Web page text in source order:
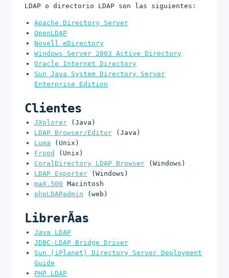
LDAP o directorio LDAP son las siguientes:
Apache Directory Server
OpenLDAP
Novell eDirectory
Windows Server 2003 Active Directory
Oracle Internet Directory
Sun Java System Directory Server
Enterprise Edition
Clientes
JXplorer (Java)
LDAP Browser/Editor (Java)
Luma (Unix)
Frood
(Unix)
CoralDirectory LDAP Browser (Windows)
LDAP Exporter (Windows)
maX.500 Macintosh
phpLDAPadmin (web)
LibrerÃ­as
Java LDAP
JDBC-LDAP Bridge Driver
Sun (iPlanet) Directory Server Deployment
Guide
PHP LDAP